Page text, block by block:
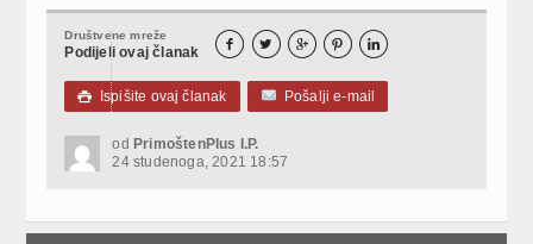
Društvene mreže
Podijeli ovaj članak     
 Ispišite ovaj članak Pošalji e-mail
od PrimoštenPlus I.P.
24 studenoga, 2021 18:57